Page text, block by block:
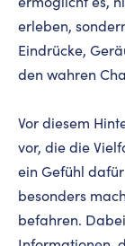
erleben,
Eindrücke,
den wahren
Vor diesem
vor, die die
ein Gefühl
besonders
befahren.